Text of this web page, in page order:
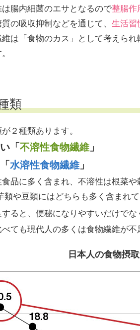
腸内細菌のエサとなるので整腸作
の吸収抑制などを通じて、 生活習
は「食物のカス」として考えら
類
２種類あります。
「不溶性食物繊維 」
水溶性食物繊維 」
品に多く含まれ、不溶性は根菜
や豆類にはどちらも多く含まれて
ると、便秘になりやすいだけでな
ても現代人の多くは食物繊維が不
日本人の食物摂